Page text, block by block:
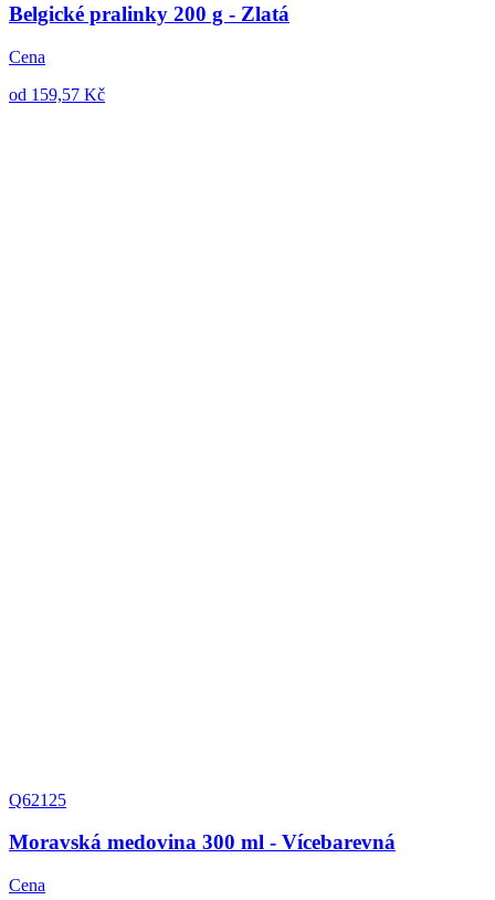
Belgické pralinky 200 g - Zlatá
Cena
od 159,57 Kč
Q62125
Moravská medovina 300 ml - Vícebarevná
Cena